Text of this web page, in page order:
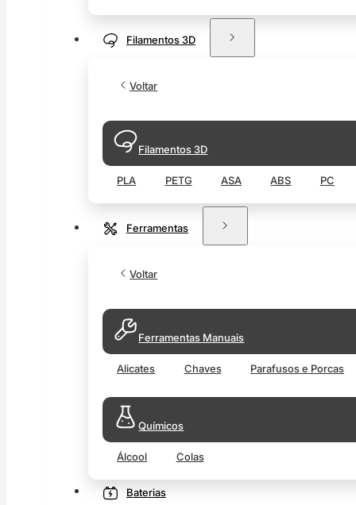
Filamentos 3D
Voltar
Filamentos 3D
PLA PETG ASA ABS PC
Ferramentas
Voltar
Ferramentas Manuais
Alicates Chaves Parafusos e Porcas
Químicos
Álcool Colas
Baterias